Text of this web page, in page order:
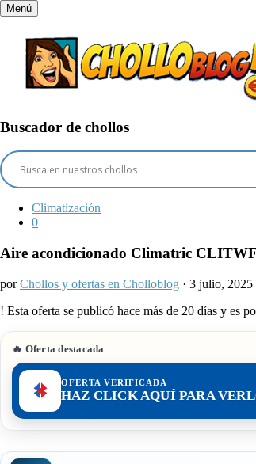
Menú
Buscador de chollos
Climatización
0
Aire acondicionado Climatric
porChollos y ofertas en Cholloblog · 3 julio,
! Esta oferta se publicó hace más de 20 días y es
🔥 Oferta destacada
OFERTA VERIFICADA
HAZ CLICK AQUÍ PARA